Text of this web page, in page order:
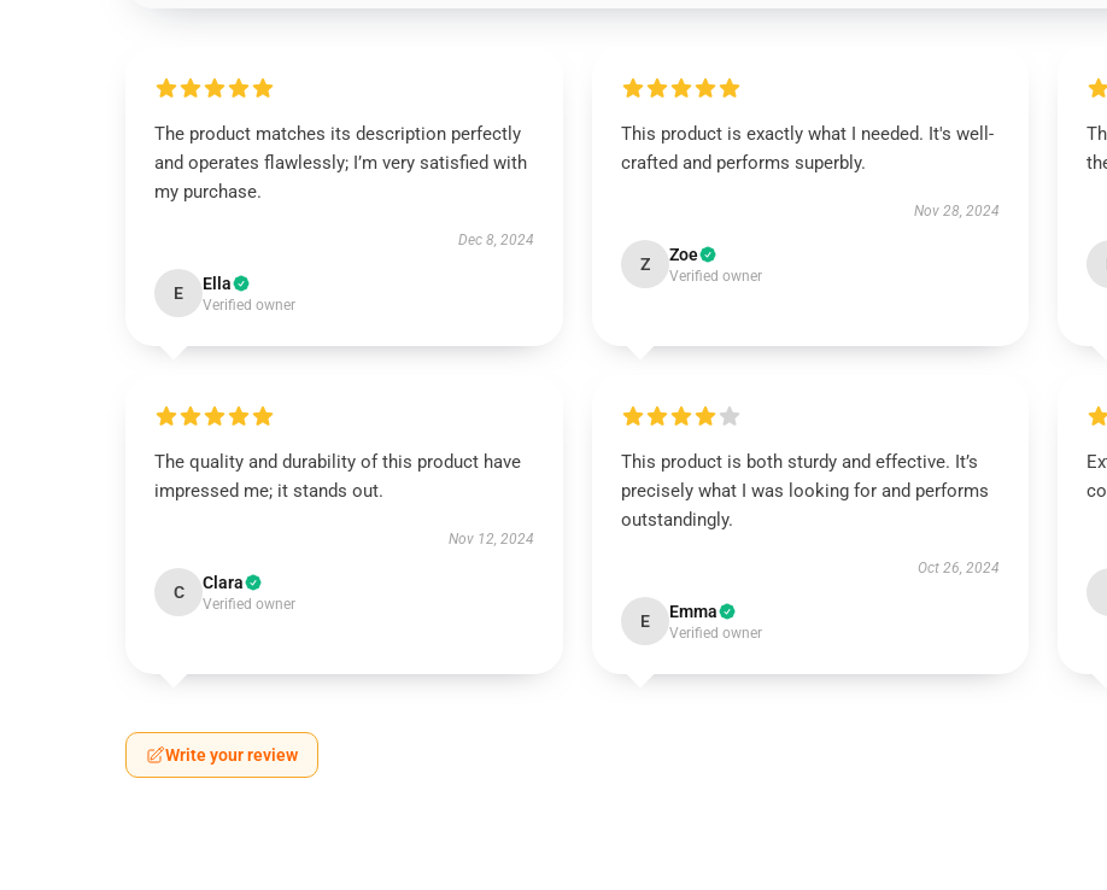
The product matches its description perfectly
and operates flawlessly; I’m very satisfied with
my purchase.
Dec 8, 2024
E Ella
Verified owner
This product is exactly what I needed. It's well-
crafted and performs superbly.
Nov 28, 2024
Z Zoe
Verified owner
The quality and durability of this product have
impressed me; it stands out.
Nov 12, 2024
C Clara
Verified owner
This product is both sturdy and effective. It’s
precisely what I was looking for and performs
outstandingly.
Oct 26, 2024
E Emma
Verified owner
Write your review